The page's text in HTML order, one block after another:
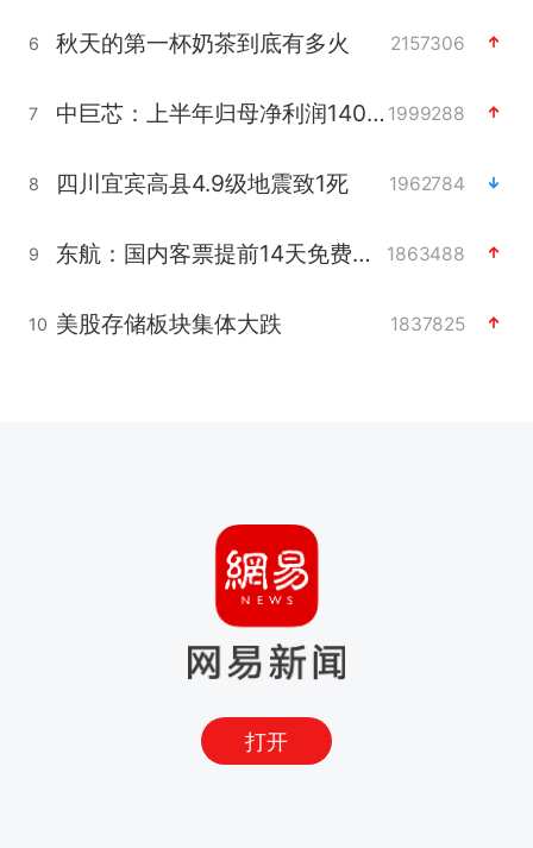
6 秋天的第一杯奶茶到底有多火 2157306
7 中巨芯：上半年归母净利润1405.77万元 1999288
8 四川宜宾高县4.9级地震致1死 1962784
9 东航：国内客票提前14天免费退改 1863488
10 美股存储板块集体大跌 1837825
打开